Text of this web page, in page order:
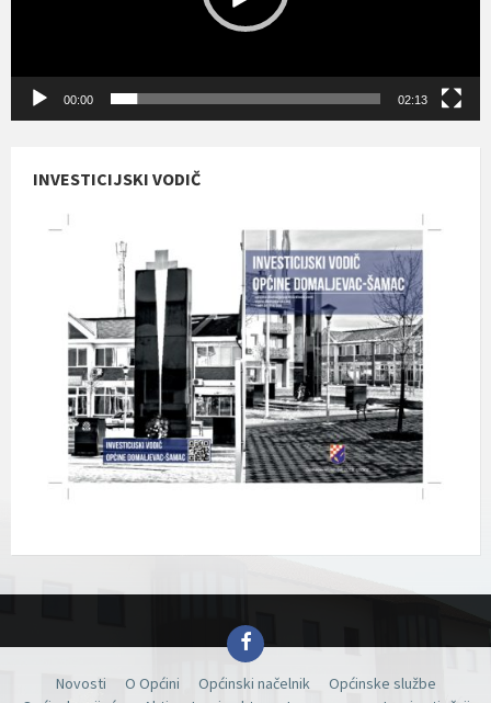
00:00 02:13
INVESTICIJSKI VODIČ
Facebook
Novosti O Općini Općinski načelnik
Općinske službe